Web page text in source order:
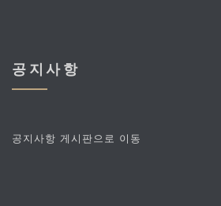
공지사항
공지사항 게시판으로 이동